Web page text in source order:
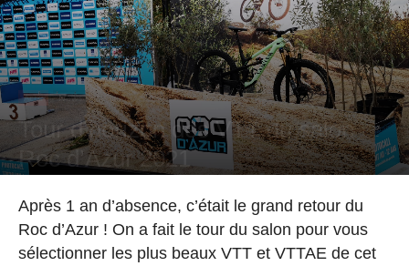
Actu News
Tour d’horizon des VTT du salon
Roc d’Azur 2021
Après 1 an d’absence, c’était le grand retour du
Roc d’Azur ! On a fait le tour du salon pour vous
sélectionner les plus beaux VTT et VTTAE de cet